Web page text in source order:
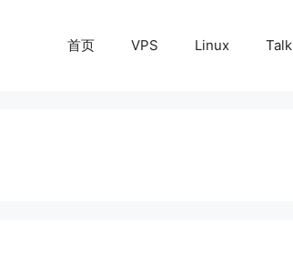
首页 VPS Linux Talk